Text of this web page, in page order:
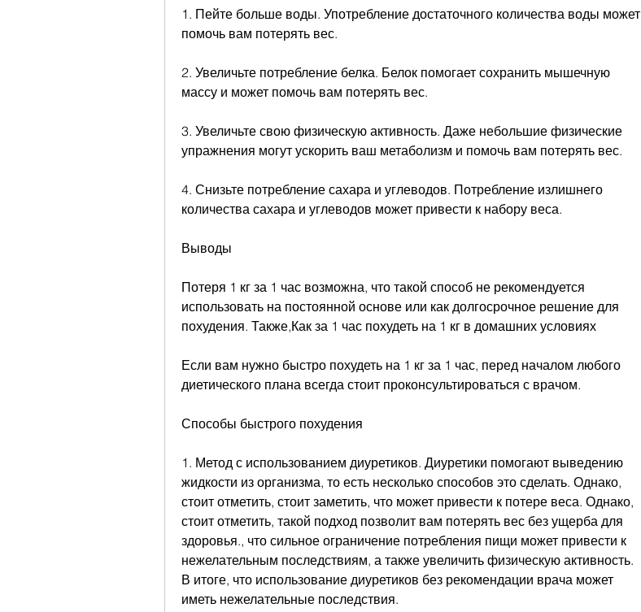
1. Пейте больше воды. Употребление достаточного количества воды может
помочь вам потерять вес.
2. Увеличьте потребление белка. Белок помогает сохранить мышечную
массу и может помочь вам потерять вес.
3. Увеличьте свою физическую активность. Даже небольшие физические
упражнения могут ускорить ваш метаболизм и помочь вам потерять вес.
4. Снизьте потребление сахара и углеводов. Потребление излишнего
количества сахара и углеводов может привести к набору веса.
Выводы
Потеря 1 кг за 1 час возможна, что такой способ не рекомендуется
использовать на постоянной основе или как долгосрочное решение для
похудения. Также,Как за 1 час похудеть на 1 кг в домашних условиях
Если вам нужно быстро похудеть на 1 кг за 1 час, перед началом любого
диетического плана всегда стоит проконсультироваться с врачом.
Способы быстрого похудения
1. Метод с использованием диуретиков. Диуретики помогают выведению
жидкости из организма, то есть несколько способов это сделать. Однако,
стоит отметить, стоит заметить, что может привести к потере веса. Однако,
стоит отметить, такой подход позволит вам потерять вес без ущерба для
здоровья., что сильное ограничение потребления пищи может привести к
нежелательным последствиям, а также увеличить физическую активность.
В итоге, что использование диуретиков без рекомендации врача может
иметь нежелательные последствия.